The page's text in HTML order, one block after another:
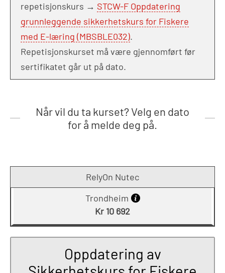
repetisjonskurs → STCW-F Oppdatering
grunnleggende sikkerhetskurs for Fiskere
med E-læring (MBSBLE032).
Repetisjonskurset må være gjennomført før
sertifikatet går ut på dato.
Når vil du ta kurset? Velg en dato
for å melde deg på.
RelyOn Nutec
Trondheim
Kr 10 692
Oppdatering av